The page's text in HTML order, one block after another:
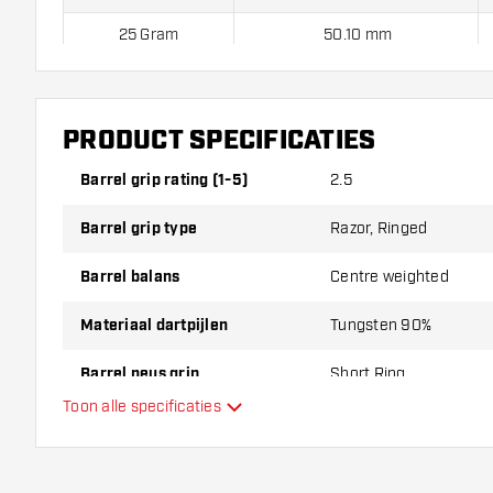
25 Gram 50.10 mm
PRODUCT SPECIFICATIES
Barrel grip rating (1-5) 2.5
Barrel grip type Razor, Ringed
Barrel balans Centre weighted
Materiaal dartpijlen Tungsten 90%
Barrel neus grip Short Ring
Toon alle specificaties